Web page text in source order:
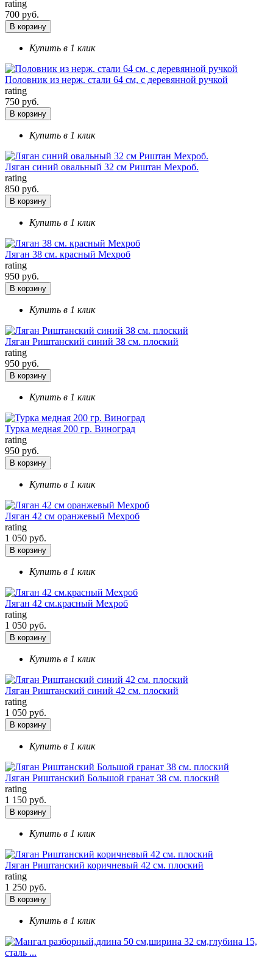
rating
700 руб.
В корзину
Купить в 1 клик
Половник из нерж. стали 64 см, с деревянной ручкой
rating
750 руб.
В корзину
Купить в 1 клик
Ляган синий овальный 32 см Риштан Мехроб.
rating
850 руб.
В корзину
Купить в 1 клик
Ляган 38 см. красный Мехроб
rating
950 руб.
В корзину
Купить в 1 клик
Ляган Риштанский синий 38 см. плоский
rating
950 руб.
В корзину
Купить в 1 клик
Турка медная 200 гр. Виноград
rating
950 руб.
В корзину
Купить в 1 клик
Ляган 42 см оранжевый Мехроб
rating
1 050 руб.
В корзину
Купить в 1 клик
Ляган 42 см.красный Мехроб
rating
1 050 руб.
В корзину
Купить в 1 клик
Ляган Риштанский синий 42 см. плоский
rating
1 050 руб.
В корзину
Купить в 1 клик
Ляган Риштанский Большой гранат 38 см. плоский
rating
1 150 руб.
В корзину
Купить в 1 клик
Ляган Риштанский коричневый 42 см. плоский
rating
1 250 руб.
В корзину
Купить в 1 клик